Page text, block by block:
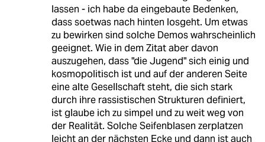
lassen - ich habe da eingebaute Bedenken,
dass soetwas nach hinten losgeht. Um etwas
zu bewirken sind solche Demos wahrscheinlich
geeignet. Wie in dem Zitat aber davon
auszugehen, dass "die Jugend" sich einig und
kosmopolitisch ist und auf der anderen Seite
eine alte Gesellschaft steht, die sich stark
durch ihre rassistischen Strukturen definiert,
ist glaube ich zu simpel und zu weit weg von
der Realität. Solche Seifenblasen zerplatzen
leicht an der nächsten Ecke und dann ist auch